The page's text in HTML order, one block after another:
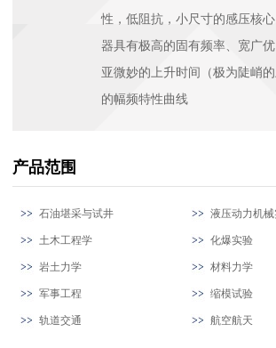
性，低阻抗，小尺寸的感压核
器具有极高的固有频率、宽广
亚微妙的上升时间（极为陡峭
的幅频特性曲线
产品范围
石油堪采与试井 液压动力机
土木工程学 化爆实验
岩土力学 材料力学
军事工程 缩模试验
轨道交通 航空航天